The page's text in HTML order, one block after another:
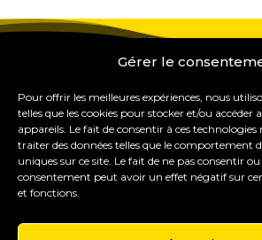
Gérer le
Pour offrir les meilleures expériences, nous
telles que les cookies pour stocker et/ou accéder
appareils. Le fait de consentir à ces
traiter des données telles que le comportement
uniques sur ce site. Le fait de ne pas consentir
consentement peut avoir un effet négatif sur
et fonctions.